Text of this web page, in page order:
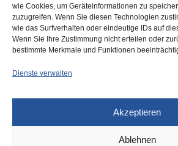
wie Cookies, um Geräteinformationen zu
zuzugreifen. Wenn Sie diesen Technologien
wie das Surfverhalten oder eindeutige IDs auf
Wenn Sie Ihre Zustimmung nicht erteilen oder
bestimmte Merkmale und Funktionen
Dienste verwalten
Akzeptieren
Ablehnen
75-Jährige gestern in Wittlaer
von junger Frau auf der
Straße beraubt
Straße